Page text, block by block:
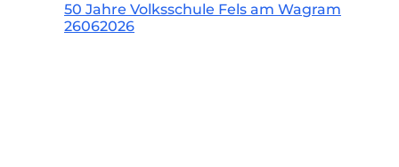
50 Jahre Volksschule Fels am Wagram
26062026